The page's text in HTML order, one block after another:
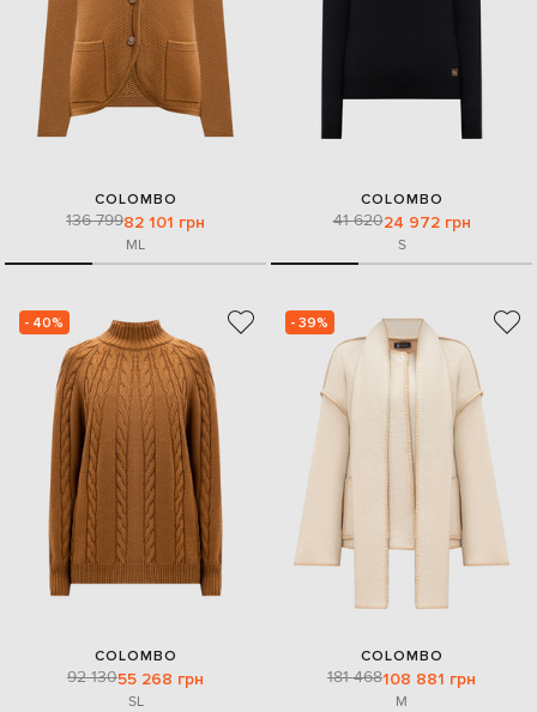
COLOMBO
136 79982 101 грн
ML
COLOMBO
41 62024 972 грн
S
- 40%
COLOMBO
92 13055 268 грн
SL
- 39%
COLOMBO
181 468108 881 грн
M